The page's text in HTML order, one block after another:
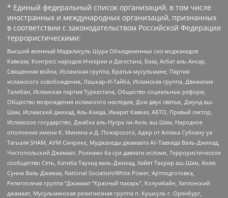
* Единый федеральный список организаций, в том числе
иностранных и международных организаций, признанных
в соответствии с законодательством Российской Федерации
террористическими:
Высший военный Маджлисуль Шура Объединенных сил моджахедов
Кавказа, Конгресс народов Ичкерии и Дагестана, База, Асбат аль-Ансар,
Священная война, Исламская группа, Братья-мусульмане, Партия
исламского освобождения, Лашкар-И-Тайба, Исламская группа, Движение
Талибан, Исламская партия Туркестана, Общество социальных реформ,
Общество возрождения исламского наследия, Дом двух святых, Джунд аш-
Шам, Исламский джихад, Аль-Каида, Имарат Кавказ, АБТО, Правый сектор,
Исламское государство, Джабха аль-Нусра ли-Ахль аш-Шам, Народное
ополчение имени К. Минина и Д. Пожарского, Аджр от Аллаха Субхану уа
Тагьаля SHAM, АУМ Синрике, Муджахеды джамаата Ат-Тавхида Валь-Джихад,
Чистопольский Джамаат, Рохнамо ба суи давлати исломи, Террористическое
сообщество Сеть, Катиба Таухид валь-Джихад, Хайят Тахрир аш-Шам, Ахлю
Сунна Валь Джамаа, National Socialism/White Power, Артподготовка,
Религиозная группа “Джамаат “Красный пахарь”, Колумбайн, Хатлонский
джамаат, Мусульманская религиозная группа п. Кушкуль г. Оренбург,